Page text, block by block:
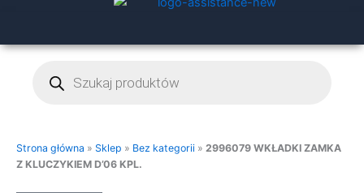
produktów
Strona główna » Sklep » Bez kategorii » 2996079 WKŁADKI ZAMKA
Z KLUCZYKIEM D’06 KPL.